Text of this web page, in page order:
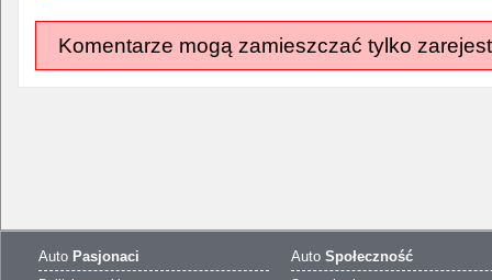
Komentarze mogą zamieszczać tylko
Auto Pasjonaci Auto Społeczność